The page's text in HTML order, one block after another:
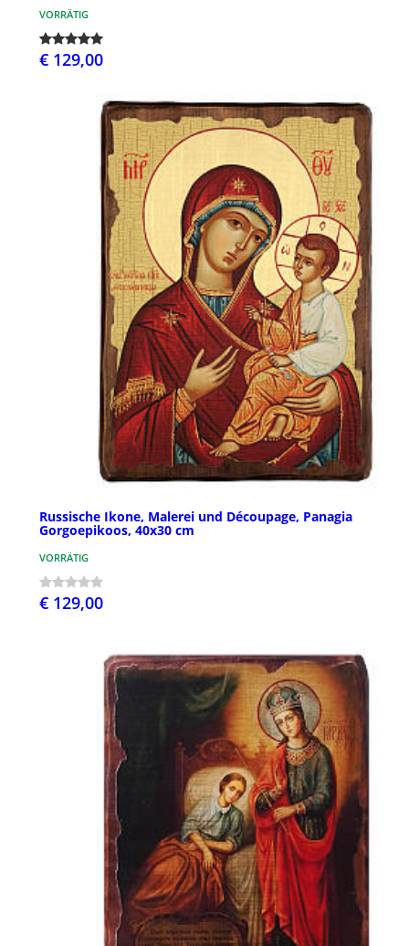
VORRÄTIG
€ 129,00
Russische Ikone, Malerei und Découpage, Panagia
Gorgoepikoos, 40x30 cm
VORRÄTIG
€ 129,00